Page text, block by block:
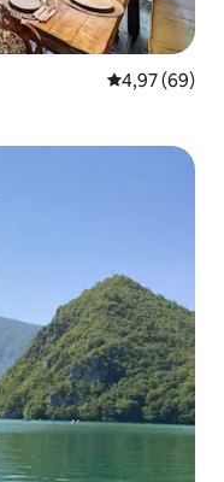
Évaluation
4,97 (69)